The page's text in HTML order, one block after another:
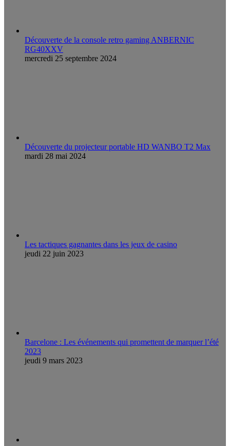
Découverte de la console retro gaming ANBERNIC
RG40XXV
mercredi 25 septembre 2024
Découverte du projecteur portable HD WANBO T2 Max
mardi 28 mai 2024
Les tactiques gagnantes dans les jeux de casino
jeudi 22 juin 2023
Barcelone : Les événements qui promettent de marquer l’été
2023
jeudi 9 mars 2023